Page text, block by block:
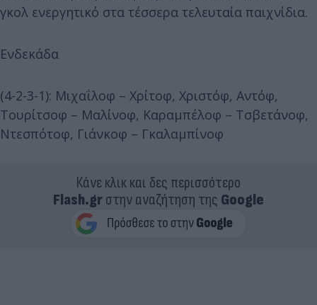
γκολ ενεργητικό στα τέσσερα τελευταία παιχνίδια.
Ενδεκάδα
(4-2-3-1): Μιχαΐλοφ – Χρίτοφ, Χριστόφ, Αντόφ,
Τουρίτσοφ – Μαλίνοφ, Καραμπέλοφ – Τσβετάνοφ,
Ντεσπότοφ, Γιάνκοφ – Γκαλαμπίνοφ
Κάνε κλικ και δες περισσότερο
Flash.grστην αναζήτηση της Google